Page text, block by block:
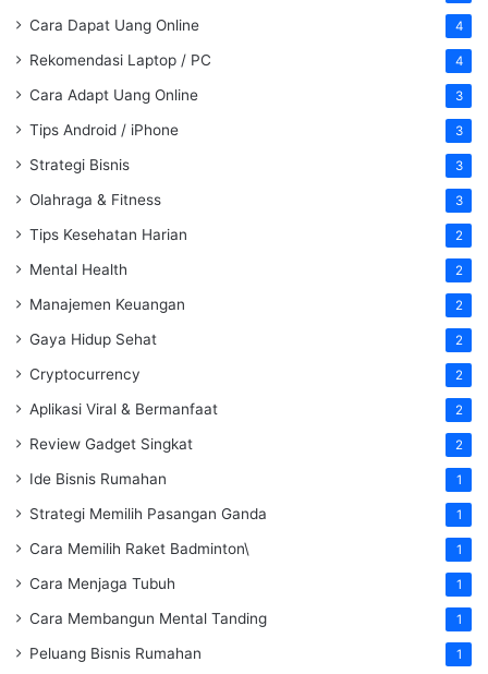
Cara Dapat Uang Online 4
Rekomendasi Laptop / PC 4
Cara Adapt Uang Online 3
Tips Android / iPhone 3
Strategi Bisnis 3
Olahraga & Fitness 3
Tips Kesehatan Harian 2
Mental Health 2
Manajemen Keuangan 2
Gaya Hidup Sehat 2
Cryptocurrency 2
Aplikasi Viral & Bermanfaat 2
Review Gadget Singkat 2
Ide Bisnis Rumahan 1
Strategi Memilih Pasangan Ganda 1
Cara Memilih Raket Badminton\ 1
Cara Menjaga Tubuh 1
Cara Membangun Mental Tanding 1
Peluang Bisnis Rumahan 1